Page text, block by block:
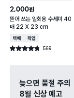
2,000원
뜯어 쓰는 일회용 수세미 40
매 22 X 23 cm
택배배송매장픽업
별점 4.8점 569
건 작성
늦으면 품절 주의
8월 신상 예고